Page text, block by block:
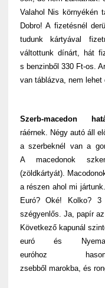
Valahol Nis környékén
Dobro! A fizetésnél
tudunk kártyával
váltottunk dínárt, hát
s benzinből 330 Ft-os.
van táblázva, nem lehet
Szerb-macedon
ráérnek. Négy autó áll
a szerbeknél van a
A macedonok
(zöldkártyát).
a részen ahol mi
Euró? Oké! Kolko?
szégyenlős. Ja, papír
Következő kapunál
euró és
euróhoz
zsebből marokba, és